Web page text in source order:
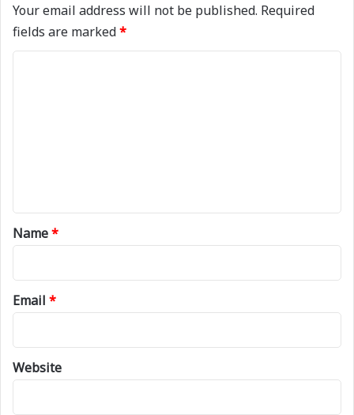
Your email address will not be published. Required
fields are marked*
*
Name*
Email *
Website